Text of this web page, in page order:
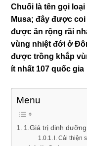
Chuối là tên gọi
Musa; đây được
được ăn rộng rãi
vùng nhiệt đới ở
được trồng khắp
ít nhất 107 quốc gia
Menu
1.Giá trị dinh
l. Cải thiện